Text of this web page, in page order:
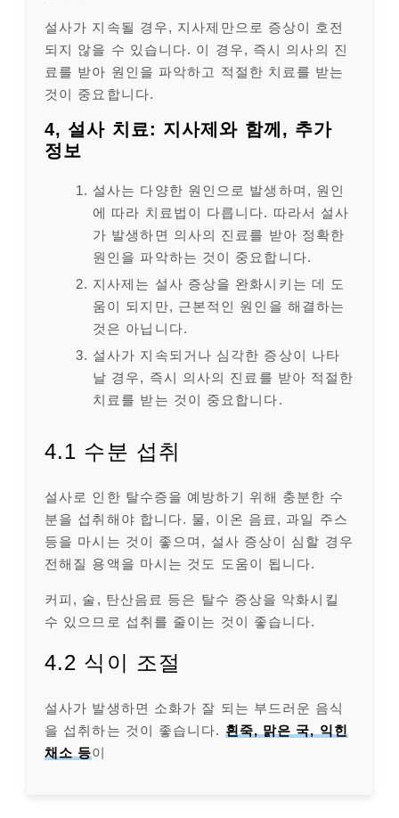
설사가 지속될 경우, 지사제만으로 증상이 호전
되지 않을 수 있습니다. 이 경우, 즉시 의사의 진
료를 받아 원인을 파악하고 적절한 치료를 받는
것이 중요합니다.
4, 설사 치료: 지사제와 함께, 추가
정보
설사는 다양한 원인으로 발생하며, 원인
에 따라 치료법이 다릅니다. 따라서 설사
가 발생하면 의사의 진료를 받아 정확한
원인을 파악하는 것이 중요합니다.
지사제는 설사 증상을 완화시키는 데 도
움이 되지만, 근본적인 원인을 해결하는
것은 아닙니다.
설사가 지속되거나 심각한 증상이 나타
날 경우, 즉시 의사의 진료를 받아 적절한
치료를 받는 것이 중요합니다.
4.1 수분 섭취
설사로 인한 탈수증을 예방하기 위해 충분한 수
분을 섭취해야 합니다. 물, 이온 음료, 과일 주스
등을 마시는 것이 좋으며, 설사 증상이 심할 경우
전해질 용액을 마시는 것도 도움이 됩니다.
커피, 술, 탄산음료 등은 탈수 증상을 악화시킬
수 있으므로 섭취를 줄이는 것이 좋습니다.
4.2 식이 조절
설사가 발생하면 소화가 잘 되는 부드러운 음식
을 섭취하는 것이 좋습니다. 흰죽, 맑은 국, 익힌
채소 등이